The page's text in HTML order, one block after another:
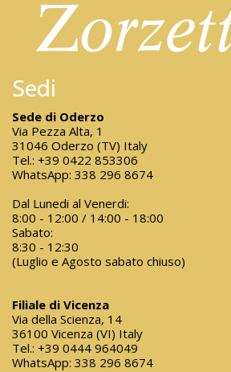
Sedi
Sede di Oderzo
Via Pezza Alta, 1
31046 Oderzo (TV) Italy
Tel.: +39 0422 853306
WhatsApp: 338 296 8674
Dal Lunedi al Venerdi:
8:00 - 12:00 / 14:00 - 18:00
Sabato:
8:30 - 12:30
(Luglio e Agosto sabato chiuso)
Filiale di Vicenza
Via della Scienza, 14
36100 Vicenza (VI) Italy
Tel.: +39 0444 964049
WhatsApp: 338 296 8674